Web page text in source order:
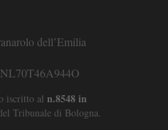
dell’Emilia
iscritto al n.8548 in
Tribunale di Bologna.